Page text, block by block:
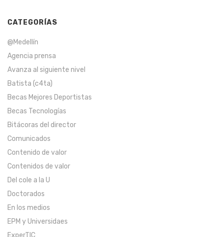
CATEGORÍAS
@Medellín
Agencia prensa
Avanza al siguiente nivel
Batista (c4ta)
Becas Mejores Deportistas
Becas Tecnologías
Bitácoras del director
Comunicados
Contenido de valor
Contenidos de valor
Del cole a la U
Doctorados
En los medios
EPM y Universidaes
ExperTIC